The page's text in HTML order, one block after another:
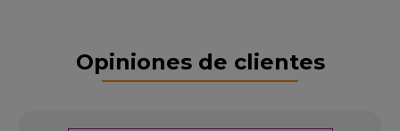
Opiniones de clientes